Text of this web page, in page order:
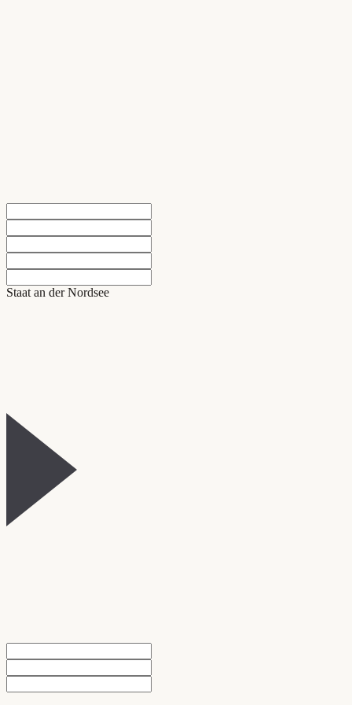
Staat an der Nordsee